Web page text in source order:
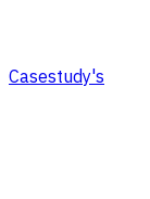
Casestudy's